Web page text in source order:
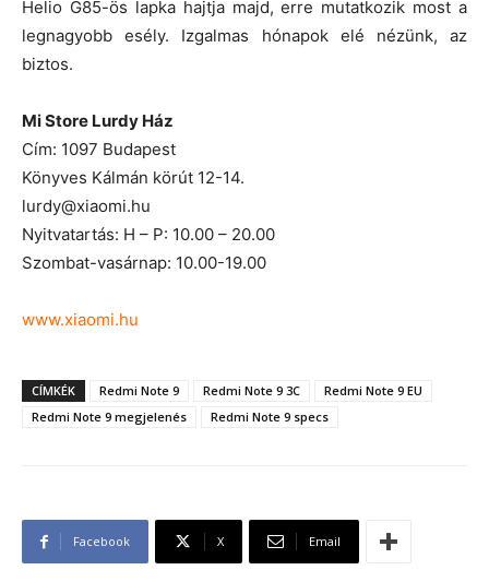
Helio G85-ös lapka hajtja majd, erre mutatkozik most a
legnagyobb esély. Izgalmas hónapok elé nézünk, az
biztos.
Mi Store Lurdy Ház
Cím: 1097 Budapest
Könyves Kálmán körút 12-14.
lurdy@xiaomi.hu
Nyitvatartás: H – P: 10.00 – 20.00
Szombat-vasárnap: 10.00-19.00
www.xiaomi.hu
CÍMKÉK Redmi Note 9 Redmi Note 9 3C
Redmi Note 9 EU
Redmi Note 9 megjelenés
Redmi Note 9 specs
Facebook X Email